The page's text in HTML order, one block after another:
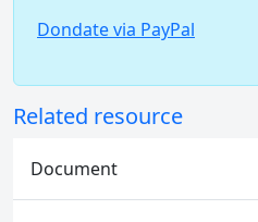
Dondate via PayPal
Related resource
Document